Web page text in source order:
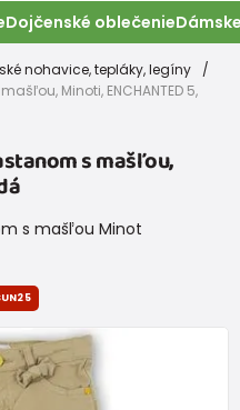
Dojčenské oblečenie
nohavice, tepláky, legíny
Minoti, ENCHANTED 5,
s mašľou,
s mašľou Minot